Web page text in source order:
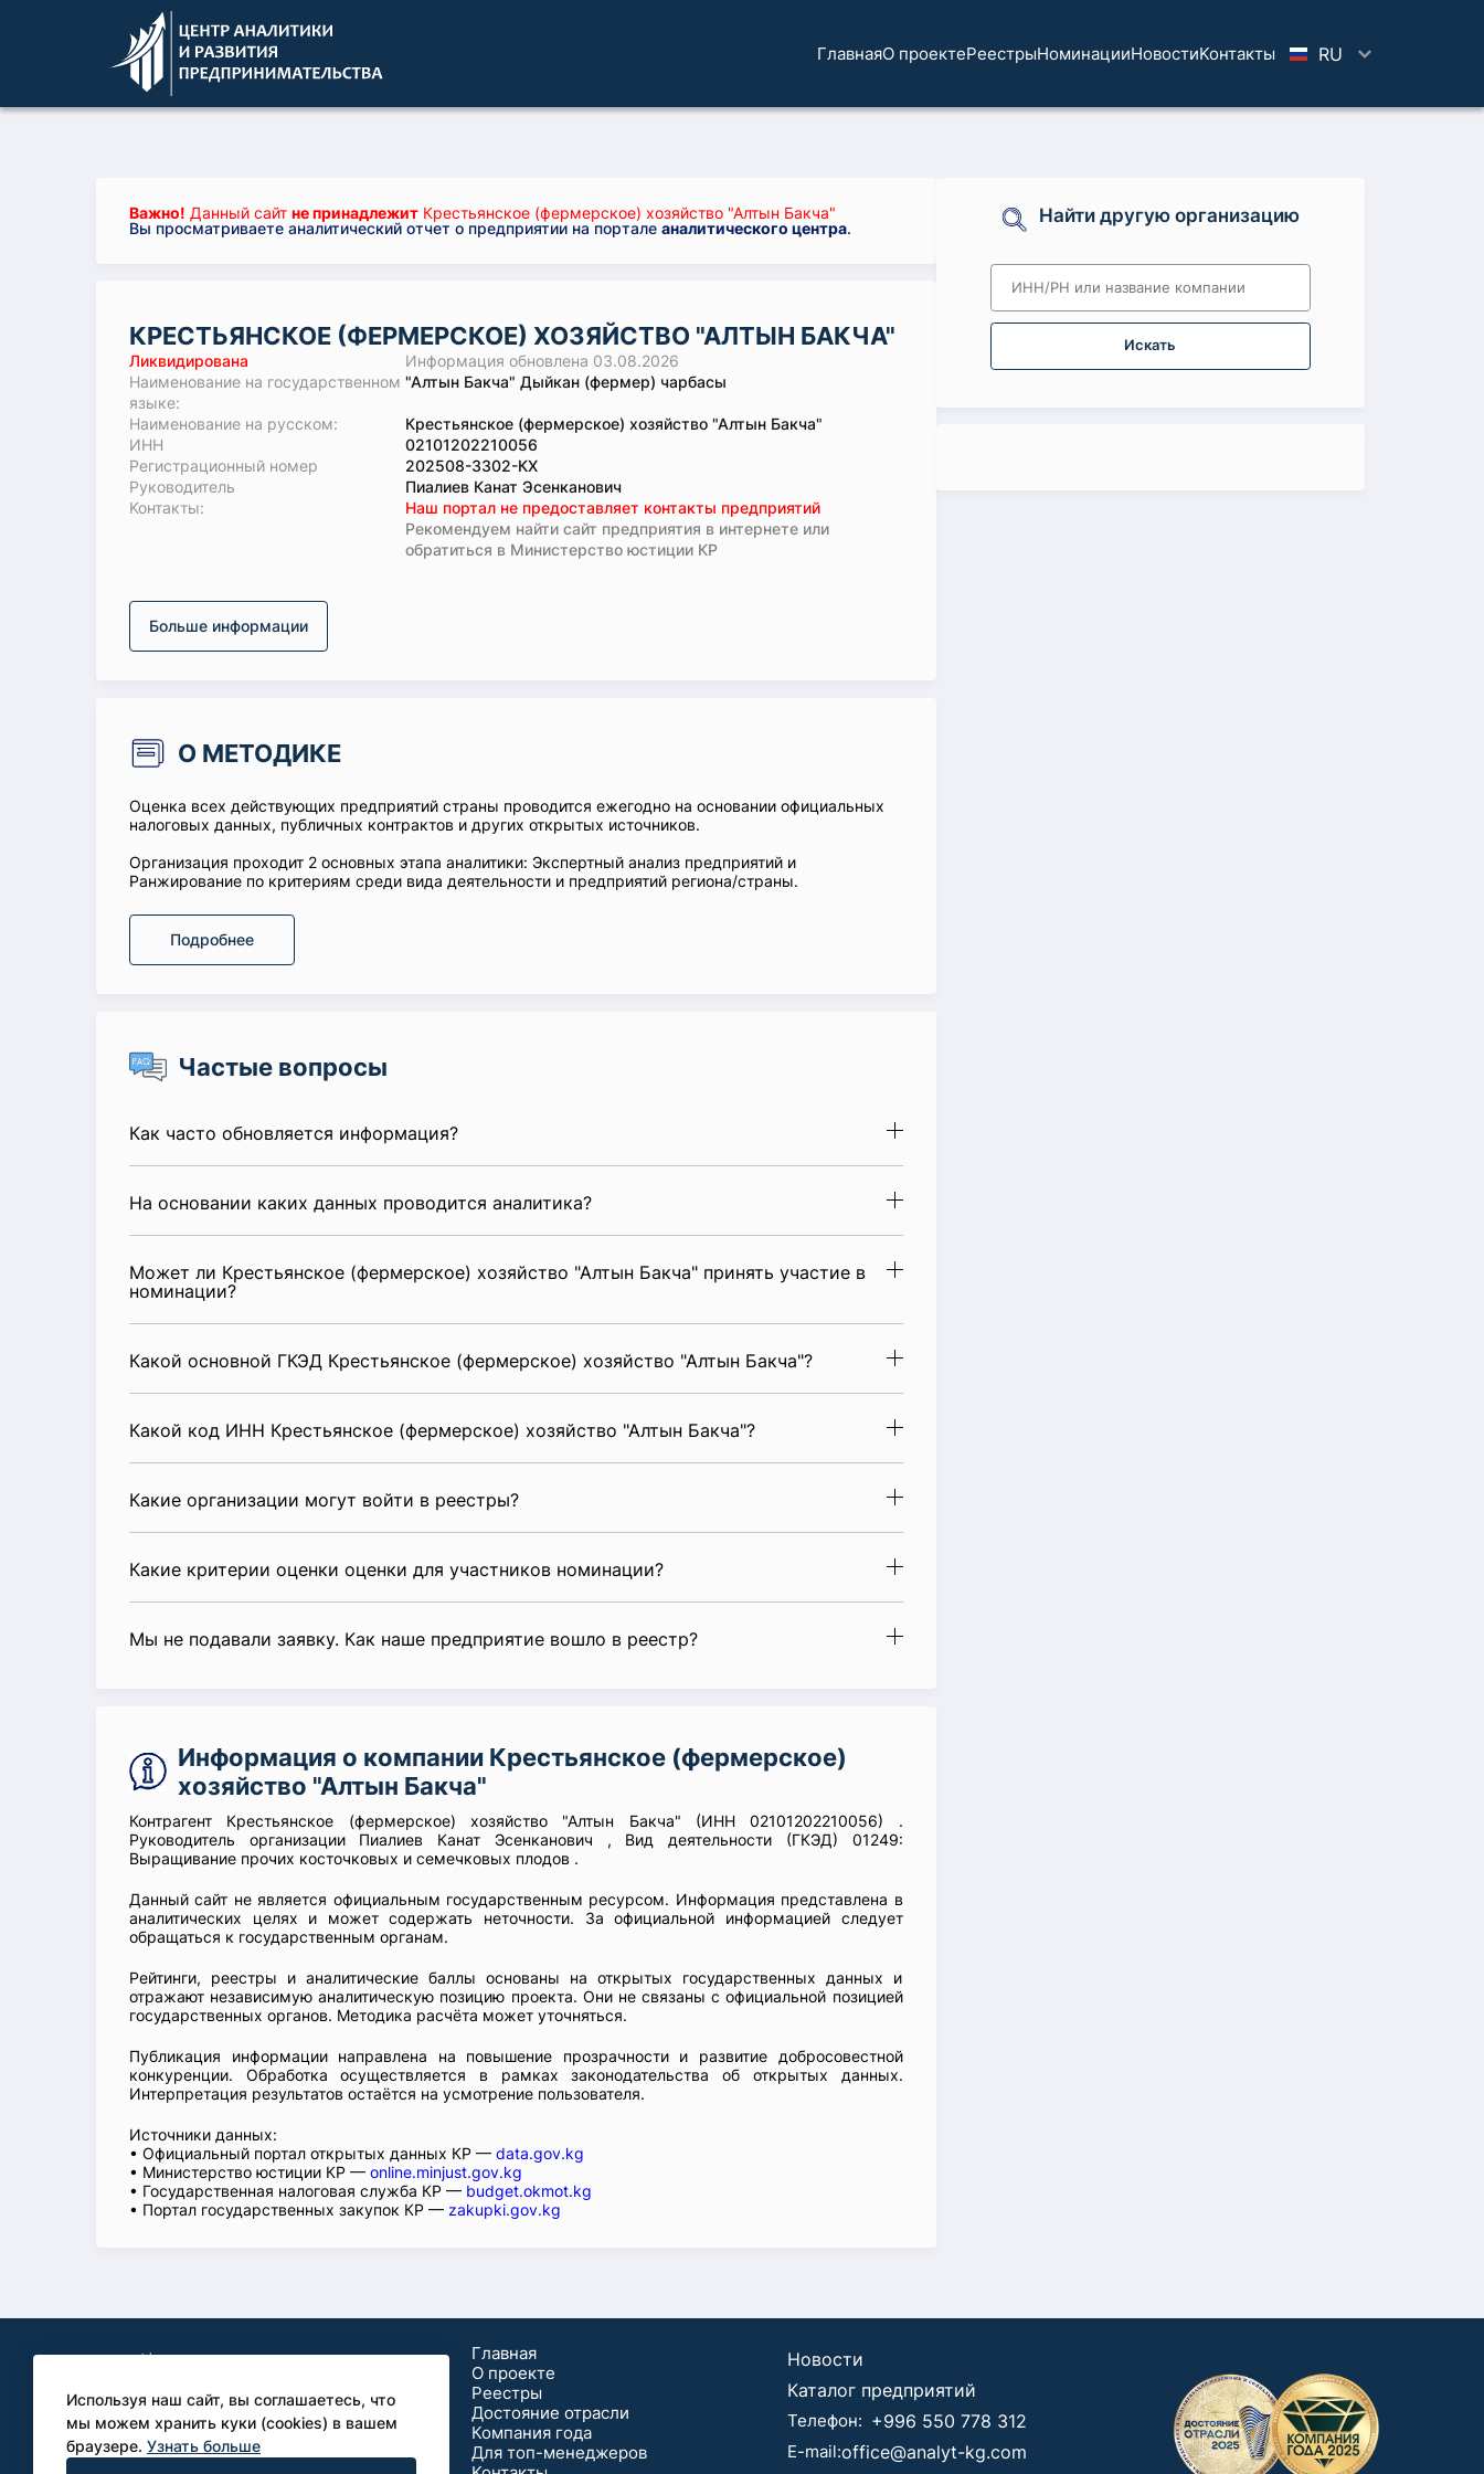
ГлавнаяО проектеРеестрыНоминацииНовостиKoнтaкты RU
Важно! Данный сайт не принадлежит Крестьянское (фермерское) хозяйство "Алтын Бакча"
Вы просматриваете аналитический отчет о предприятии на портале аналитического центра.
КРЕСТЬЯНСКОЕ (ФЕРМЕРСКОЕ) ХОЗЯЙСТВО "АЛТЫН БАКЧА"
Ликвидирована
Информация обновлена 03.08.2026
Наименование на государственном
языке:
"Алтын Бакча" Дыйкан (фермер) чарбасы
Наименование на русском:
Крестьянское (фермерское) хозяйство "Алтын Бакча"
ИНН
02101202210056
Регистрационный номер
202508-3302-КХ
Руководитель
Пиалиев Канат Эсенканович
Koнтaкты:
Наш портал не предоставляет контакты предприятий
Рекомендуем найти сайт предприятия в интернете или
обратиться в Министерство юстиции КР
Больше информации
О МЕТОДИКЕ
Оценка всех действующих предприятий страны проводится ежегодно на основании официальных
налоговых данных, публичных контрактов и других открытых источников.
Организация проходит 2 основных этапа аналитики: Экспертный анализ предприятий и
Ранжирование по критериям среди вида деятельности и предприятий региона/страны.
Подробнее
Частые вопросы
Как часто обновляется информация?
На основании каких данных проводится аналитика?
Может ли Крестьянское (фермерское) хозяйство "Алтын Бакча" принять участие в
номинации?
Какой основной ГКЭД Крестьянское (фермерское) хозяйство "Алтын Бакча"?
Какой код ИНН Крестьянское (фермерское) хозяйство "Алтын Бакча"?
Какие организации могут войти в реестры?
Какие критерии оценки оценки для участников номинации?
Мы не подавали заявку. Как наше предприятие вошло в реестр?
Информация о компании Крестьянское (фермерское)
хозяйство "Алтын Бакча"
Контрагент Крестьянское (фермерское) хозяйство "Алтын Бакча" (ИНН 02101202210056) .
Руководитель организации Пиалиев Канат Эсенканович , Вид деятельности (ГКЭД) 01249:
Выращивание прочих косточковых и семечковых плодов .
Данный сайт не является официальным государственным ресурсом. Информация представлена в
аналитических целях и может содержать неточности. За официальной информацией следует
обращаться к государственным органам.
Рейтинги, реестры и аналитические баллы основаны на открытых государственных данных и
отражают независимую аналитическую позицию проекта. Они не связаны с официальной позицией
государственных органов. Методика расчёта может уточняться.
Публикация информации направлена на повышение прозрачности и развитие добросовестной
конкуренции. Обработка осуществляется в рамках законодательства об открытых данных.
Интерпретация результатов остаётся на усмотрение пользователя.
Источники данных:
• Официальный портал открытых данных КР — data.gov.kg
• Министерство юстиции КР — online.minjust.gov.kg
• Государственная налоговая служба КР — budget.okmot.kg
• Портал государственных закупок КР — zakupki.gov.kg
Найти другую организацию
Искать
Используя наш сайт, вы соглашаетесь, что
мы можем хранить куки (cookies) в вашем
браузере. Узнать больше
Главная
О проекте
Реестры
Достояние отрасли
Компания года
Для топ-менеджеров
Новости
Каталог предприятий
Телефон: +996 550 778 312
E-mail:office@analyt-kg.com